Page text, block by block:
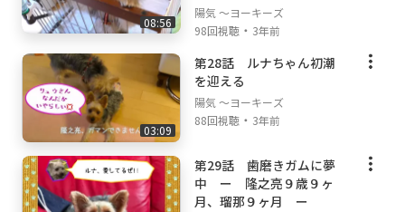
08:56
陽気 ～ヨーキーズ
98回視聴 ・ 3年前
03:09
第28話 ルナちゃん初潮
を迎える
陽気 ～ヨーキーズ
88回視聴 ・ 3年前
第29話 歯磨きガムに夢
中 ー 隆之亮９歳９ヶ
月、瑠那９ヶ月 ー